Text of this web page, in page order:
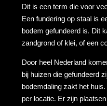
Dit is een term die voor
Een fundering op staal is
bodem gefundeerd is. Dit
zandgrond of klei, of een
Door heel Nederland
bij huizen die gefundeerd
bodemdaling zakt het
per locatie. Er zijn